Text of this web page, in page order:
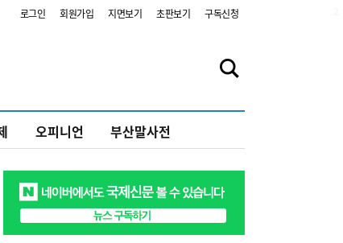
로그인 회원가입 지면보기 초판보기 구독신청
오피니언 부산말사전